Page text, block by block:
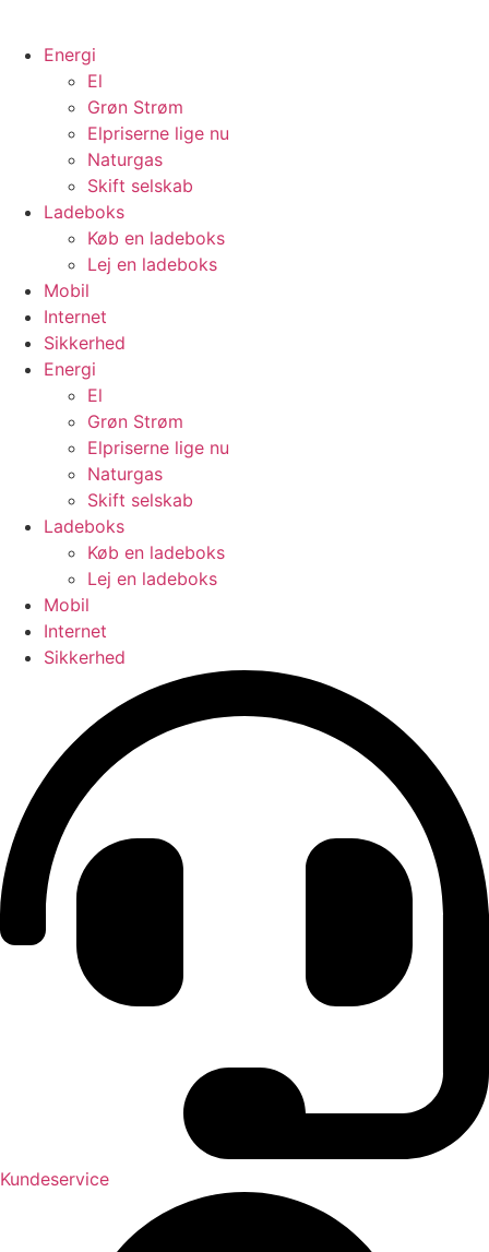
Energi
El
Grøn Strøm
Elpriserne lige nu
Naturgas
Skift selskab
Ladeboks
Køb en ladeboks
Lej en ladeboks
Mobil
Internet
Sikkerhed
Energi
El
Grøn Strøm
Elpriserne lige nu
Naturgas
Skift selskab
Ladeboks
Køb en ladeboks
Lej en ladeboks
Mobil
Internet
Sikkerhed
Kundeservice